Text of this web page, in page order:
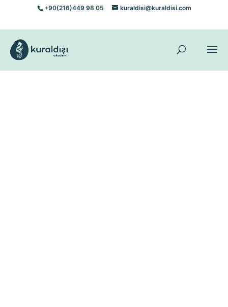
+90(216)449 98 05 kuraldisi@kuraldisi.com